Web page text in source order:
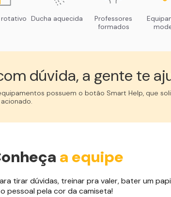
rotativo Ducha aquecida
Professores
formados
dúvida, a gente te
possuem o botão Smart Help, que
a equipe
tirar dúvidas, treinar pra valer, bater um
o pessoal pela cor da camiseta!